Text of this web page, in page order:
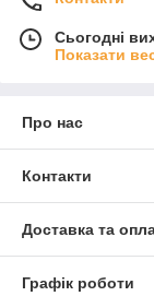
Сьогодні
Показати
Про нас
Контакти
Доставка та
Графік роботи